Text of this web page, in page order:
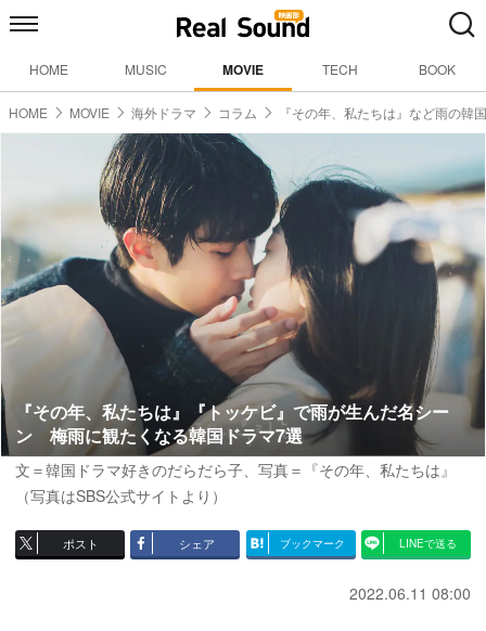
HOME MUSIC MOVIE TECH BOOK
HOME MOVIE 海外ドラマ コラム 『その年、私たちは』など雨の韓
『その年、私たちは』『トッケビ』で雨が生んだ名シー
ン 梅雨に観たくなる韓国ドラマ7選
文＝韓国ドラマ好きのだらだら子、写真＝『その年、私たちは』
（写真はSBS公式サイトより）
ポスト シェア ブックマーク LINEで送る
2022.06.11 08:00